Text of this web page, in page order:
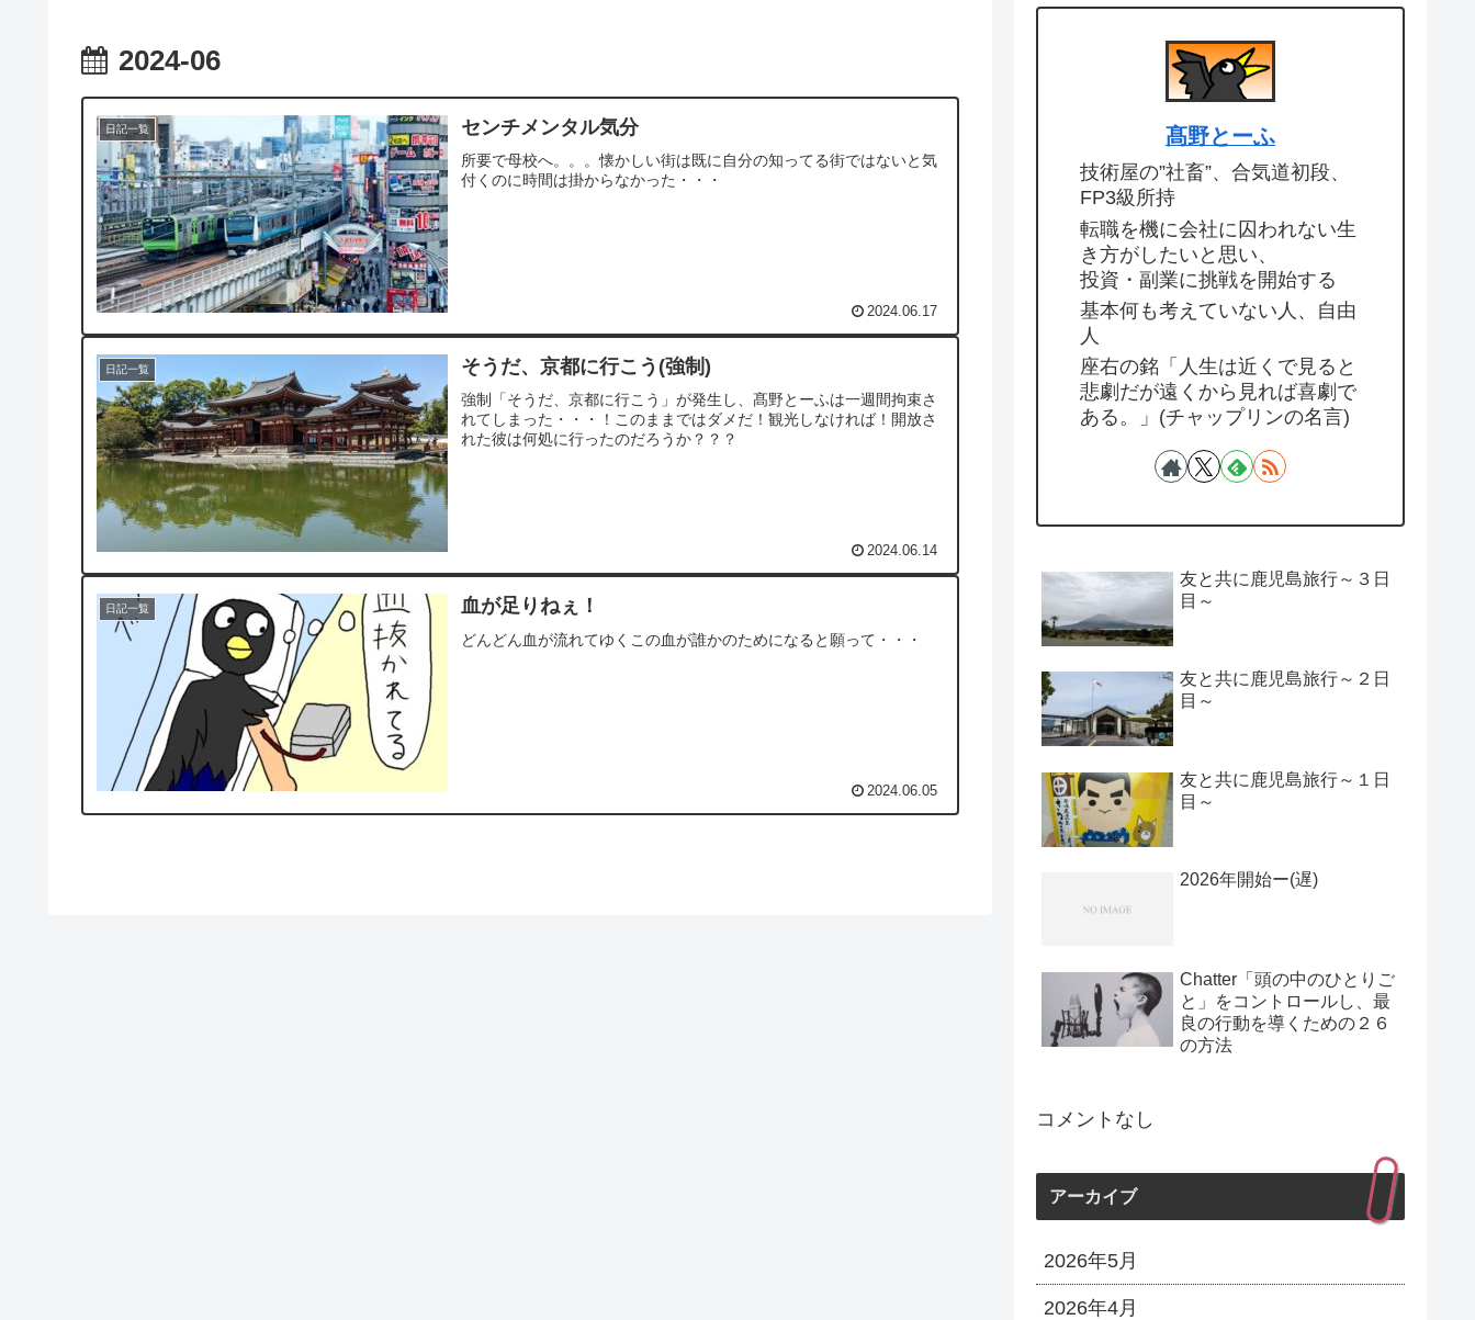
2024-06
日記一覧 センチメンタル気分
所要で母校へ。。。懐かしい街は既に自分の知ってる街ではないと気
付くのに時間は掛からなかった・・・
2024.06.17
日記一覧 そうだ、京都に行こう(強制)
強制「そうだ、京都に行こう」が発生し、髙野とーふは一週間拘束さ
れてしまった・・・！このままではダメだ！観光しなければ！開放さ
れた彼は何処に行ったのだろうか？？？
2024.06.14
日記一覧 血が足りねぇ！
どんどん血が流れてゆくこの血が誰かのためになると願って・・・
2024.06.05
髙野とーふ
技術屋の”社畜”、合気道初段、
FP3級所持
転職を機に会社に囚われない生
き方がしたいと思い、
投資・副業に挑戦を開始する
基本何も考えていない人、自由
人
座右の銘「人生は近くで見ると
悲劇だが遠くから見れば喜劇で
ある。」(チャップリンの名言)
友と共に鹿児島旅行～３日
目～
友と共に鹿児島旅行～２日
目～
友と共に鹿児島旅行～１日
目～
2026年開始ー(遅)
Chatter「頭の中のひとりご
と」をコントロールし、最
良の行動を導くための２６
の方法
コメントなし
アーカイブ
2026年5月
2026年4月